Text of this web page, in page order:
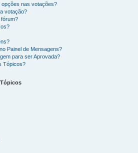
opções nas votações?
votação?
Painel de Mensagens?
para ser Aprovada?
Tópicos?